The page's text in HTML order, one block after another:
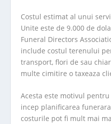
Costul estimat al unui
Unite este de 9.000 de
Funeral Directors
include costul terenului
transport, flori de sau
multe cimitire o taxeaza
Acesta este motivul
incep planificarea
costurile pot fi mult mai